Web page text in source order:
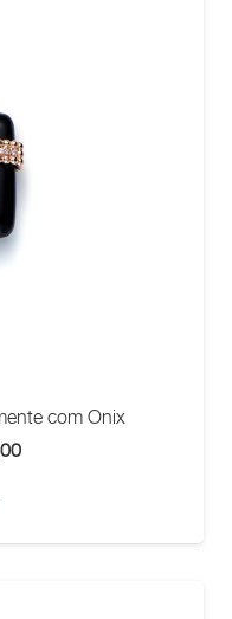
com Onix